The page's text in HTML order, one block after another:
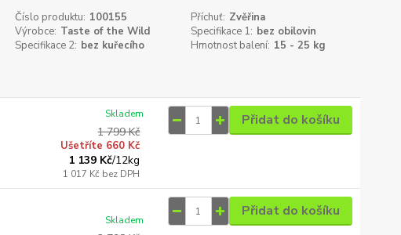
Číslo produktu: 100155 Příchuť: Zvěřina
Výrobce: Taste of the Wild Specifikace 1: bez obilovin
Specifikace 2: bez kuřecího Hmotnost balení: 15 - 25 kg
1 799 Kč
Ušetříte 660 Kč
1 139 Kč/12kg
1 017 Kč bez DPH
Skladem Přidat do košíku
Skladem
Přidat do košíku